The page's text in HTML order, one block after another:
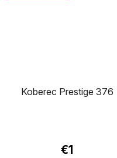
Koberec Prestige 376
€1